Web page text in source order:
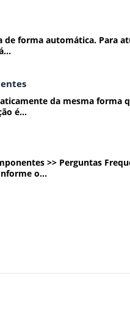
forma automática. Para
da mesma forma
é...
>> Perguntas
o...